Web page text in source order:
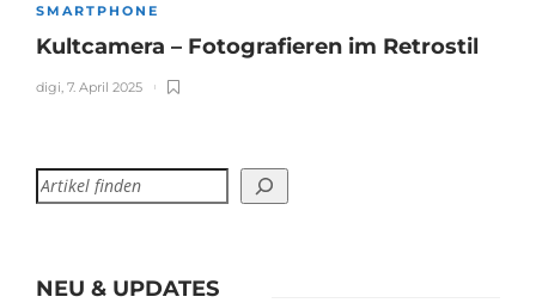
SMARTPHONE
Kultcamera – Fotografieren im Retrostil
digi, 7. April 2025
NEU & UPDATES